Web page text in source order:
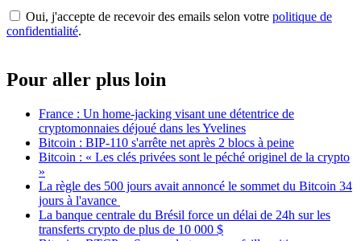
Oui, j'accepte de recevoir des emails selon votre politique de
confidentialité.
Pour aller plus loin
France : Un home-jacking visant une détentrice de
cryptomonnaies déjoué dans les Yvelines
Bitcoin : BIP-110 s'arrête net après 2 blocs à peine
Bitcoin : « Les clés privées sont le péché originel de la crypto
»
La règle des 500 jours avait annoncé le sommet du Bitcoin 34
jours à l'avance
La banque centrale du Brésil force un délai de 24h sur les
transferts crypto de plus de 10 000 $